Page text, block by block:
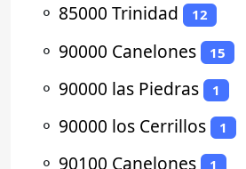
⚬ 85000 Trinidad 12
⚬ 90000 Canelones 15
⚬ 90000 las Piedras 1
⚬ 90000 los Cerrillos 1
⚬ 90100 Canelones 1